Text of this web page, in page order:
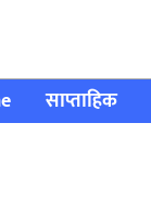
साप्ताहिक